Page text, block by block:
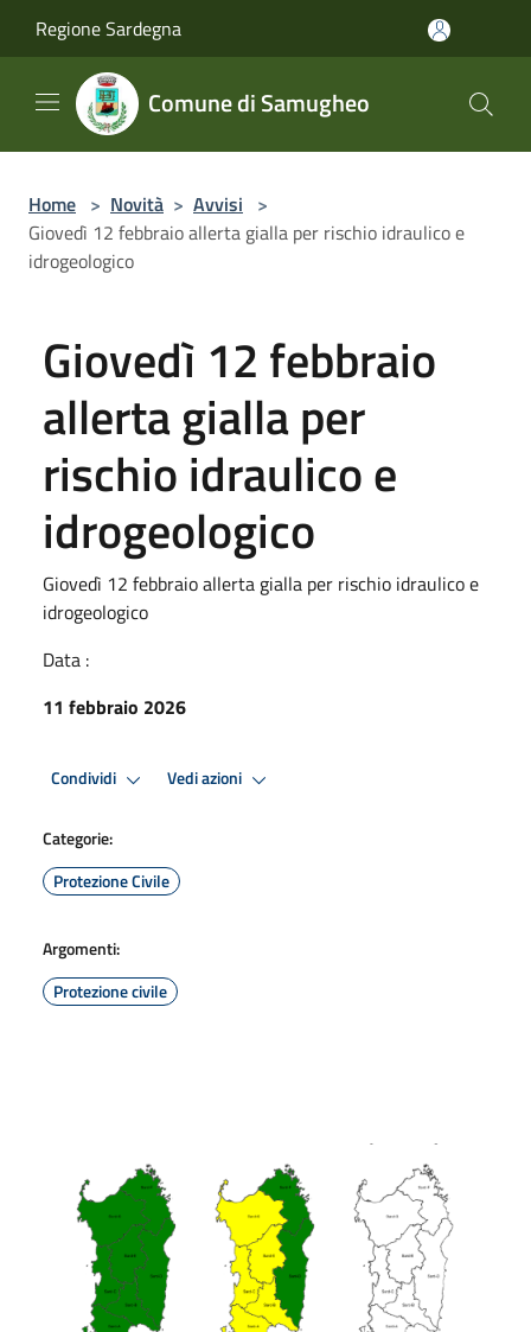
Regione Sardegna
Comune di Samugheo
Home > Novità > Avvisi >
Giovedì 12 febbraio allerta gialla per rischio idraulico e
idrogeologico
Giovedì 12 febbraio
allerta gialla per
rischio idraulico e
idrogeologico
Giovedì 12 febbraio allerta gialla per rischio idraulico e
idrogeologico
Data :
11 febbraio 2026
Condividi Vedi azioni
Categorie:
Protezione Civile
Argomenti:
Protezione civile